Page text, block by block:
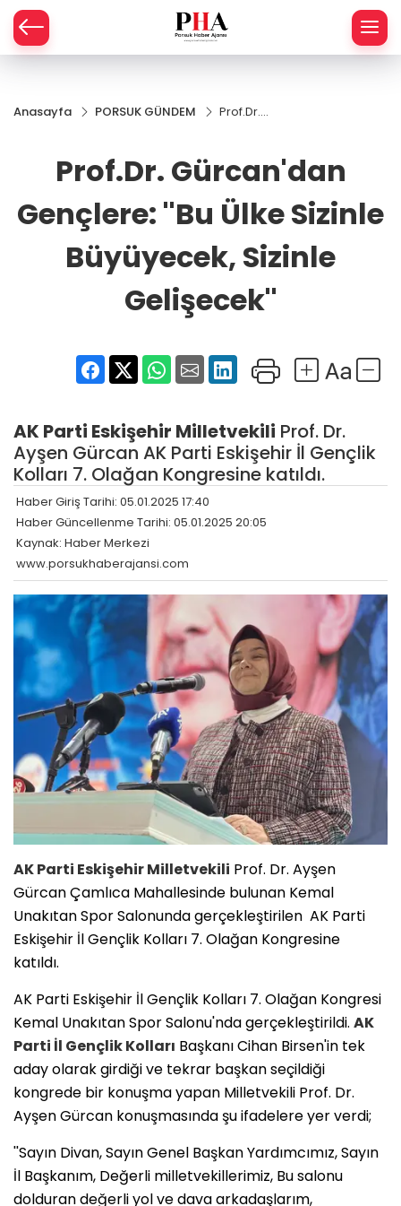
Anasayfa PORSUK GÜNDEM
Prof.Dr.
''Bu Ülke
Sizinle
Büyüyecek,
Sizinle
Prof.Dr. Gürcan'dan
Gençlere: ''Bu Ülke Sizinle
Büyüyecek, Sizinle
Gelişecek''
AK Parti Eskişehir Milletvekili Prof. Dr.
Ayşen Gürcan AK Parti Eskişehir İl Gençlik
Kolları 7. Olağan Kongresine katıldı.
Haber Giriş Tarihi: 05.01.2025 17:40
Haber Güncellenme Tarihi: 05.01.2025 20:05
Kaynak: Haber Merkezi
www.porsukhaberajansi.com
AK Parti Eskişehir Milletvekili Prof. Dr. Ayşen
Gürcan Çamlıca Mahallesinde bulunan Kemal
Unakıtan Spor Salonunda gerçekleştirilen AK Parti
Eskişehir İl Gençlik Kolları 7. Olağan Kongresine
katıldı.
AK Parti Eskişehir İl Gençlik Kolları 7. Olağan Kongresi
Kemal Unakıtan Spor Salonu'nda gerçekleştirildi. AK
Parti İl Gençlik Kolları Başkanı Cihan Birsen'in tek
aday olarak girdiği ve tekrar başkan seçildiği
kongrede bir konuşma yapan Milletvekili Prof. Dr.
Ayşen Gürcan konuşmasında şu ifadelere yer verdi;
''Sayın Divan, Sayın Genel Başkan Yardımcımız, Sayın
İl Başkanım, Değerli milletvekillerimiz, Bu salonu
dolduran değerli yol ve dava arkadaşlarım,